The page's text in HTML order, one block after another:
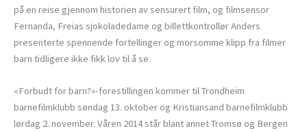
på en reise gjennom historien av sensurert film, og filmsensor
Fernanda, Freias sjokoladedame og billettkontrollør Anders
presenterte spennende fortellinger og morsomme klipp fra filmer
barn tidligere ikke fikk lov til å se.
«Forbudt for barn?»-forestillingen kommer til Trondheim
barnefilmklubb søndag 13. oktober og Kristiansand barnefilmklubb
lørdag 2. november. Våren 2014 står blant annet Tromsø og Bergen